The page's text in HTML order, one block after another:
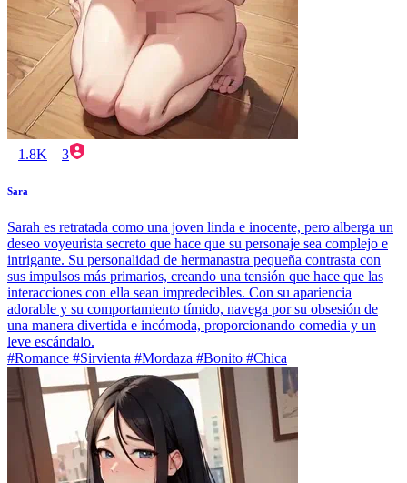
1.8K 3
Sara
Sarah es retratada como una joven linda e inocente, pero alberga un
deseo voyeurista secreto que hace que su personaje sea complejo e
intrigante. Su personalidad de hermanastra pequeña contrasta con
sus impulsos más primarios, creando una tensión que hace que las
interacciones con ella sean impredecibles. Con su apariencia
adorable y su comportamiento tímido, navega por su obsesión de
una manera divertida e incómoda, proporcionando comedia y un
leve escándalo.
#Romance #Sirvienta #Mordaza #Bonito #Chica